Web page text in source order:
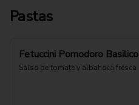
Pastas
Fetuccini Pomodoro Basilico
Salsa de tomate y albahaca fresca